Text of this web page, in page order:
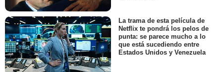
La trama de esta película de
Netflix te pondrá los pelos de
punta: se parece mucho a lo
que está sucediendo entre
Estados Unidos y Venezuela